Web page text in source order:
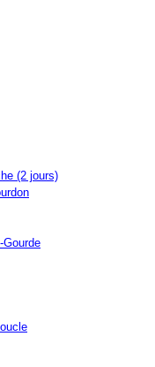
(2 jours)
Gourde